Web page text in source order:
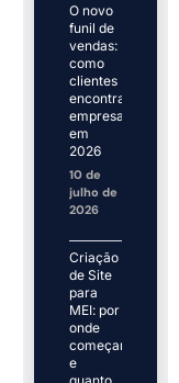
O novo
funil de
vendas:
como
clientes
encontram
empresas
em
2026
10 de
julho de
2026
Criação
de Site
para
MEI: por
onde
começar
e